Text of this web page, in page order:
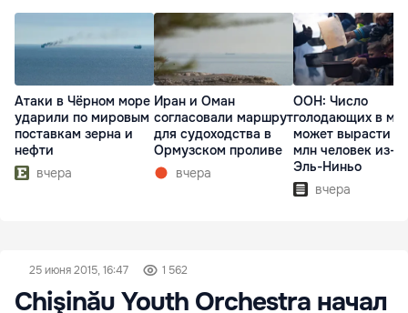
Атаки в Чёрном море
ударили по мировым
поставкам зерна и
нефти
вчера
Иран и Оман
согласовали маршрут
для судоходства в
Ормузском проливе
вчера
ООН: Число
голодающих в
может вырасти
млн человек из-за
Эль-Ниньо
вчера
25 июня 2015, 16:47 1 562
Chişinău Youth Orchestra начал